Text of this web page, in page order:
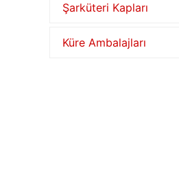
Şarküteri Kapları
Küre Ambalajları